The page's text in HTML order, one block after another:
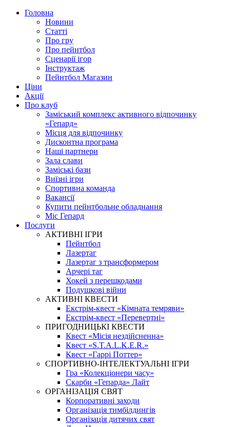
Головна
Новини
Статті
Про гру
Про пейнтбол
Сценарії ігор
Інструктаж
Пейнтбол Магазин
Ціни
Акції
Про клуб
Заміський комплекс активного відпочинку
«Гепард»
Місця для відпочинку
Дисконтна програма
Наші партнери
Зала слави
Заміські бази
Виїзні ігри
Спортивна команда
Вакансії
Купити пейнтбольне обладнання
Міс Гепард
Послуги
АКТИВНІ ІГРИ
Пейнтбол
Лазертаг
Лазертаг з трансформером
Арчері таг
Хокей з перешкодами
Подушкові війни
АКТИВНІ КВЕСТИ
Екстрім-квест «Кімната темряви»
Екстрім-квест «Перевертні»
ПРИГОДНИЦЬКІ КВЕСТИ
Квест «Місія нездійсненна»
Квест «S.T.A.L.K.E.R.»
Квест «Гаррі Поттер»
СПОРТИВНО-ІНТЕЛЕКТУАЛЬНІ ІГРИ
Гра «Колекціонери часу»
Скарби «Гепарда» Лайт
ОРГАНІЗАЦІЯ СВЯТ
Корпоративні заходи
Організація тимбілдингів
Організація дитячих свят